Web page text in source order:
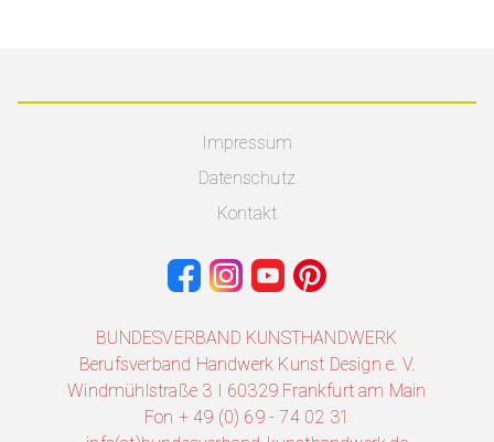
Impressum
Datenschutz
Kontakt
BUNDESVERBAND KUNSTHANDWERK
Berufsverband Handwerk Kunst Design e. V.
Windmühlstraße 3 I 60329 Frankfurt am Main
Fon + 49 (0) 69 - 74 02 31